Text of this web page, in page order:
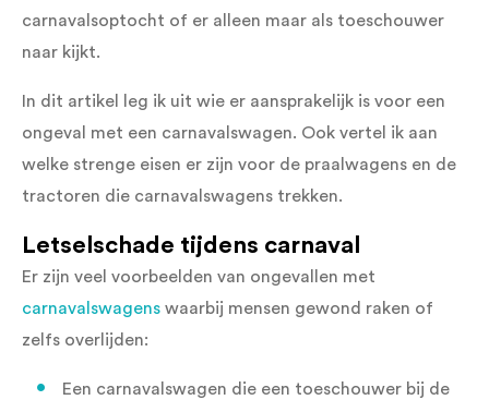
carnavalsoptocht of er alleen maar als toeschouwer
naar kijkt.
In dit artikel leg ik uit wie er aansprakelijk is voor een
ongeval met een carnavalswagen. Ook vertel ik aan
welke strenge eisen er zijn voor de praalwagens en de
tractoren die carnavalswagens trekken.
Letselschade tijdens carnaval
Er zijn veel voorbeelden van ongevallen met
carnavalswagens waarbij mensen gewond raken of
zelfs overlijden:
Een carnavalswagen die een toeschouwer bij de